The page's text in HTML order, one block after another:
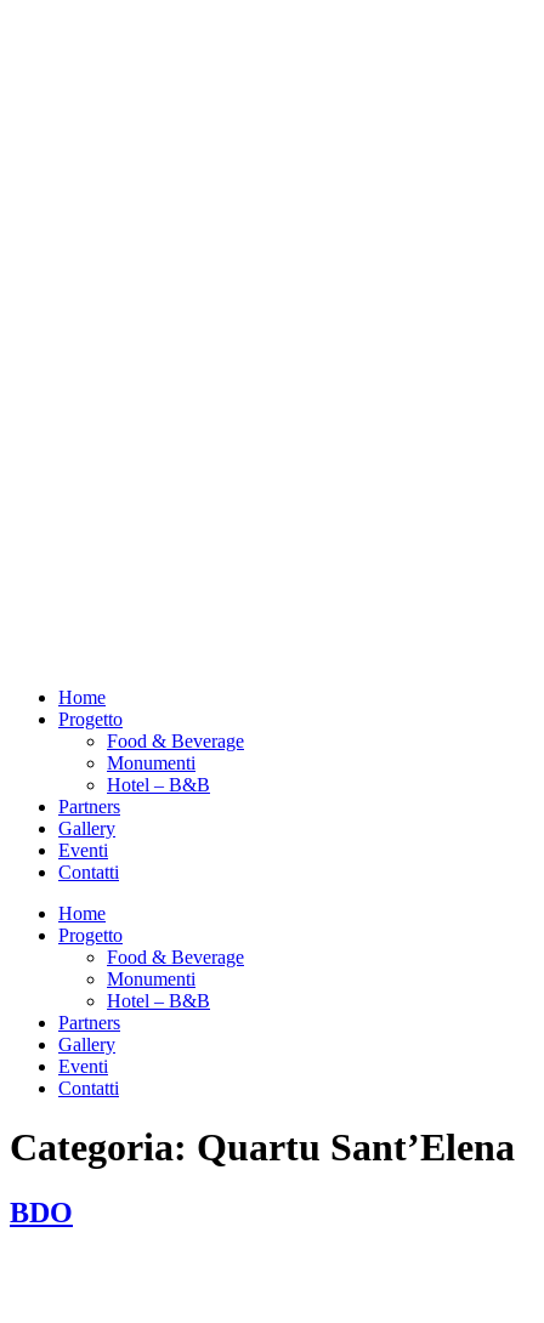
Home
Progetto
Food & Beverage
Monumenti
Hotel – B&B
Partners
Gallery
Eventi
Contatti
Home
Progetto
Food & Beverage
Monumenti
Hotel – B&B
Partners
Gallery
Eventi
Contatti
Categoria: Quartu Sant’Elena
BDO